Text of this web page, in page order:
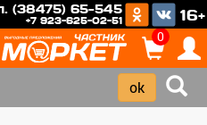
(38475) 65-545
+7 923-625-02-51 16+
0